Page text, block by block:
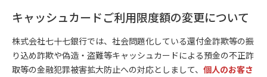
キャッシュカードご利用限度額の変更について
株式会社七十七銀行では、社会問題化している還付金詐欺等の振
り込め詐欺や偽造・盗難等キャッシュカードによる預金の不正詐
取等の金融犯罪被害拡大防止への対応としまして、 個人のお客さ